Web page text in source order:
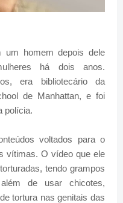
um homem depois dele
há dois anos.
era bibliotecário da
de Manhattan, e foi
polícia.
voltados para o
vítimas. O vídeo que ele
tendo grampos
de usar chicotes,
tortura nas genitais das